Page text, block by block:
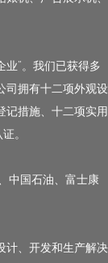
业”。我们已获得多
司拥有十二项外观设
记措施、十二项实用
。
中国石油、富士康
计、开发和生产解决